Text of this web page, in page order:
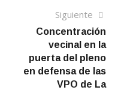
Siguiente
Concentración
vecinal en la
puerta del pleno
en defensa de las
VPO de La